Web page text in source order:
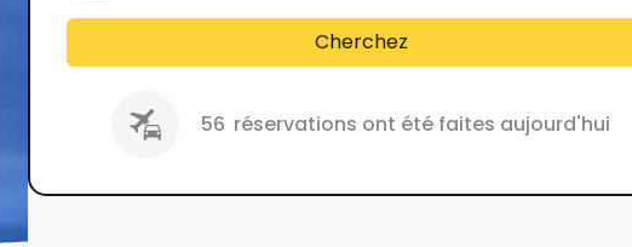
Cherchez
56 réservations ont été faites aujourd'hui